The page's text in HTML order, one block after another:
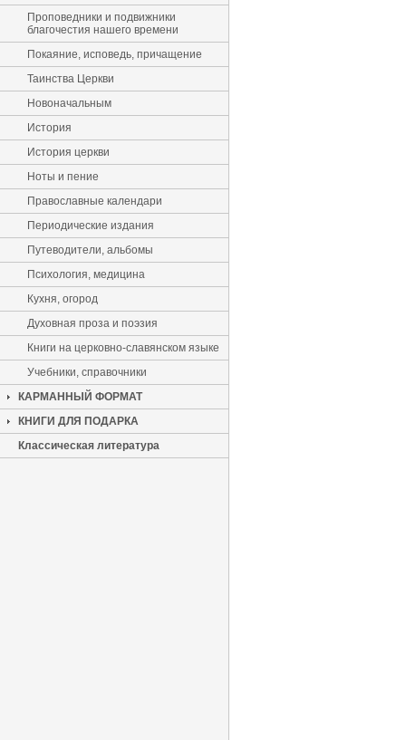
Проповедники и подвижники
благочестия нашего времени
Покаяние, исповедь, причащение
Таинства Церкви
Новоначальным
История
История церкви
Ноты и пение
Православные календари
Периодические издания
Путеводители, альбомы
Психология, медицина
Кухня, огород
Духовная проза и поэзия
Книги на церковно-славянском языке
Учебники, справочники
КАРМАННЫЙ ФОРМАТ
КНИГИ ДЛЯ ПОДАРКА
Классическая литература